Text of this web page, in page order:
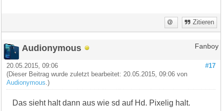
Zitieren
Audionymous Fanboy
#17
20.05.2015, 09:06
(Dieser Beitrag wurde zuletzt bearbeitet: 20.05.2015, 09:06 von
Audionymous .)
Das sieht halt dann aus wie sd auf Hd. Pixelig halt.